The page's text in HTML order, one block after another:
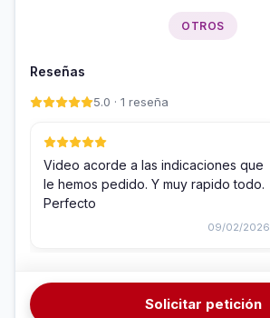
OTROS
Reseñas
5.0 · 1 reseña
Video acorde a las indicaciones que
le hemos pedido. Y muy rapido todo.
Perfecto
09/02/2026
Solicitar petición